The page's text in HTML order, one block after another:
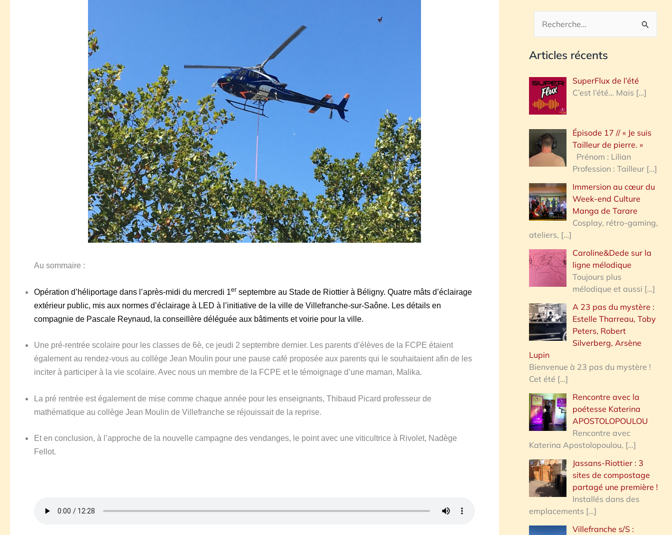
Au sommaire :
Opération d’héliportage dans l’après-midi du mercredi 1er septembre au Stade de Riottier à Béligny. Quatre mâts d’éclairage
extérieur public, mis aux normes d’éclairage à LED à l’initiative de la ville de Villefranche-sur-Saône. Les détails en
compagnie de Pascale Reynaud, la conseillère déléguée aux bâtiments et voirie pour la ville.
Une pré-rentrée scolaire pour les classes de 6è, ce jeudi 2 septembre dernier. Les parents d’élèves de la FCPE étaient
également au rendez-vous au collège Jean Moulin pour une pause café proposée aux parents qui le souhaitaient afin de les
inciter à participer à la vie scolaire. Avec nous un membre de la FCPE et le témoignage d’une maman, Malika.
La pré rentrée est également de mise comme chaque année pour les enseignants, Thibaud Picard professeur de
mathématique au collège Jean Moulin de Villefranche se réjouissait de la reprise.
Et en conclusion, à l’approche de la nouvelle campagne des vendanges, le point avec une viticultrice à Rivolet, Nadège
Fellot.
c
h
r
h
e
:
Articles récents
SuperFlux de l’été
C’est l’été… Mais […]
Épisode 17 // « Je suis
Tailleur de pierre. »
Prénom : Lilian
Profession : Tailleur […]
Immersion au cœur du
Week-end Culture
Manga de Tarare
Cosplay, rétro-gaming,
ateliers, […]
Caroline&Dede sur la
ligne mélodique
Toujours plus
mélodique et aussi […]
A 23 pas du mystère :
Estelle Tharreau, Toby
Peters, Robert
Silverberg, Arsène
Lupin
Bienvenue à 23 pas du mystère !
Cet été […]
Rencontre avec la
poétesse Katerina
APOSTOLOPOULOU
Rencontre avec
Katerina Apostolopoulou, […]
Jassans-Riottier : 3
sites de compostage
partagé une première !
Installés dans des
emplacements […]
Villefranche s/S :